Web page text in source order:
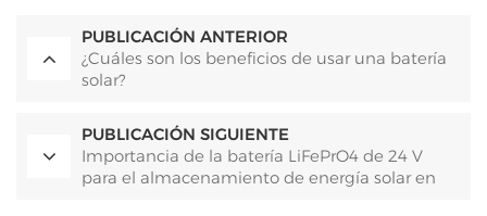
PUBLICACIÓN ANTERIOR
¿Cuáles son los beneficios de usar una batería
solar?
PUBLICACIÓN SIGUIENTE
Importancia de la batería LiFePrO4 de 24 V
para el almacenamiento de energía solar en